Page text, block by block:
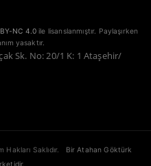
NC 4.0 ile lisanslanmıştır. Paylaşırken
yasaktır.
Sk. No: 20/1 K: 1 Ataşehir/
Saklıdır.
Bir Atahan Göktürk